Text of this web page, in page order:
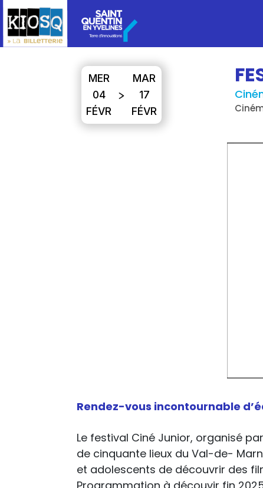
MER
04
FÉVR
MAR
17
FÉVR
Rendez-vous incontournable
Le festival Ciné Junior, organisé
de cinquante lieux du Val-de-
et adolescents de découvrir des